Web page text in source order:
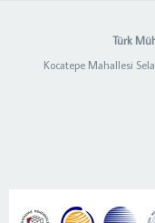
Türk
Kocatepe Mahallesi